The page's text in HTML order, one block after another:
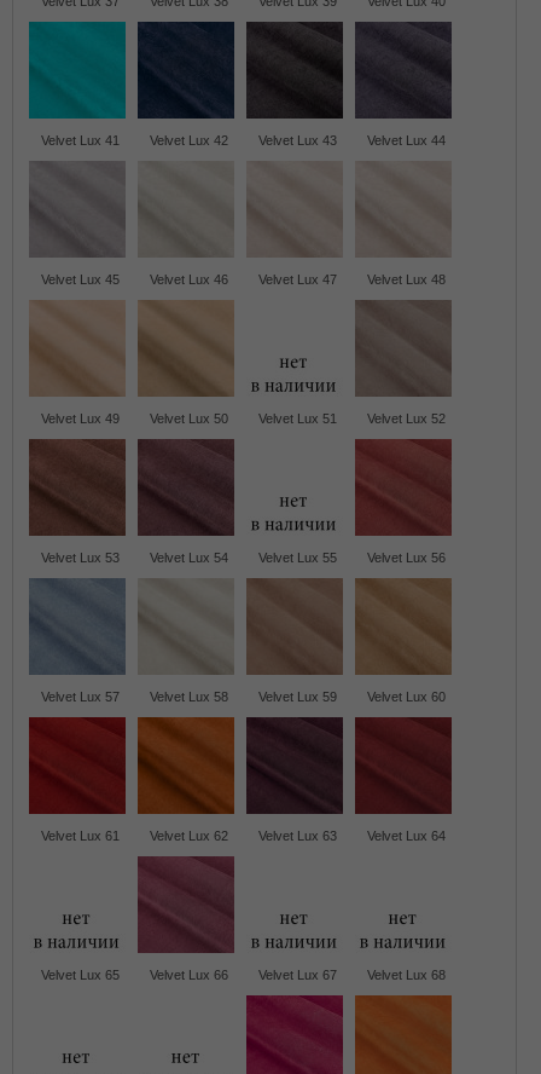
Velvet Lux 41 Velvet Lux 42 Velvet Lux 43 Velvet Lux 44
Velvet Lux 45 Velvet Lux 46 Velvet Lux 47 Velvet Lux 48
Velvet Lux 49 Velvet Lux 50 Velvet Lux 51 Velvet Lux 52
Velvet Lux 53 Velvet Lux 54 Velvet Lux 55 Velvet Lux 56
Velvet Lux 57 Velvet Lux 58 Velvet Lux 59 Velvet Lux 60
Velvet Lux 61 Velvet Lux 62 Velvet Lux 63 Velvet Lux 64
Velvet Lux 65 Velvet Lux 66 Velvet Lux 67 Velvet Lux 68